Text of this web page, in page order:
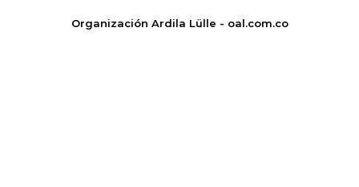
Organización Ardila Lülle - oal.com.co